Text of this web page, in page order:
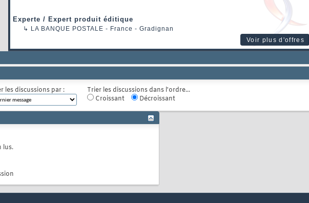
Experte / Expert produit éditique
↳ LA BANQUE POSTALE - France - Gradignan
Voir plus d'offres
les discussions par :
Trier les discussions dans l'ordre...
Croissant
Décroissant
lus.